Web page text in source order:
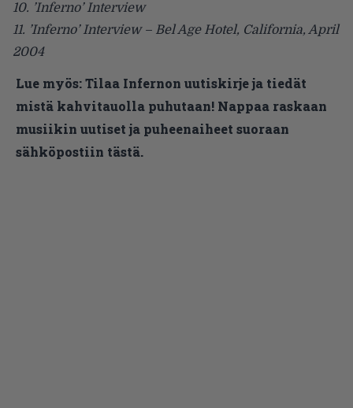
10. ’Inferno’ Interview
11. ’Inferno’ Interview – Bel Age Hotel, California, April
2004
Lue myös:Tilaa Infernon uutiskirje ja tiedät
mistä kahvitauolla puhutaan! Nappaa raskaan
musiikin uutiset ja puheenaiheet suoraan
sähköpostiin tästä.